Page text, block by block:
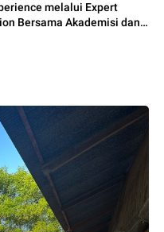
melalui Expert
Bersama Akademisi dan